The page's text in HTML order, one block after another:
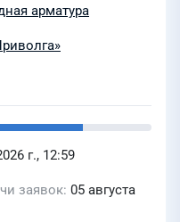
арматура
г., 12:59
заявок 05 августа